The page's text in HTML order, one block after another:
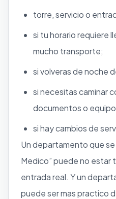
torre, servicio o
si tu horario requiere
mucho transporte;
si volveras de noche
si necesitas caminar
documentos o
si hay cambios de
Un departamento que
Medico” puede no estar
entrada real. Y un
puede ser mas practico